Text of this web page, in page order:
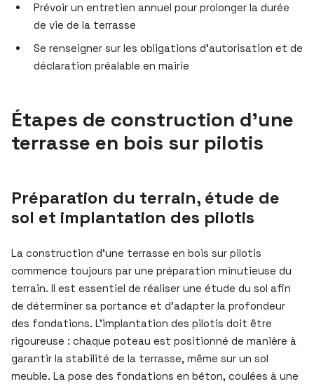
Prévoir un entretien annuel pour prolonger la durée
de vie de la terrasse
Se renseigner sur les obligations d’autorisation et de
déclaration préalable en mairie
Étapes de construction d’une
terrasse en bois sur pilotis
Préparation du terrain, étude de
sol et implantation des pilotis
La construction d’une terrasse en bois sur pilotis
commence toujours par une préparation minutieuse du
terrain. Il est essentiel de réaliser une étude du sol afin
de déterminer sa portance et d’adapter la profondeur
des fondations. L’implantation des pilotis doit être
rigoureuse : chaque poteau est positionné de manière à
garantir la stabilité de la terrasse, même sur un sol
meuble. La pose des fondations en béton, coulées à une